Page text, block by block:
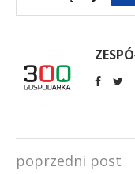
poprzedni post